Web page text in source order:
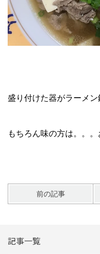
盛り付けた器がラーメ
もちろん味の方は。。
前の記事
記事一覧